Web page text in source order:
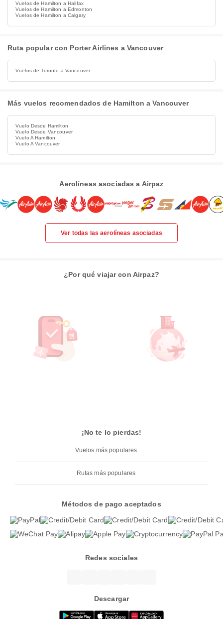
Vuelos de Hamilton a Halifax
Vuelos de Hamilton a Edmonton
Vuelos de Hamilton a Calgary
Ruta popular con Porter Airlines a Vancouver
Vuelos de Toronto a Vancouver
Más vuelos recomendados de Hamilton a Vancouver
Vuelo Desde Hamilton
Vuelo Desde Vancouver
Vuelo A Hamilton
Vuelo A Vancouver
Aerolíneas asociadas a Airpaz
Ver todas las aerolíneas asociadas
¿Por qué viajar con Airpaz?
¡No te lo pierdas!
Vuelos más populares
Rutas más populares
Métodos de pago aceptados
Redes sociales
Descargar